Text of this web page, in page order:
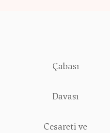
Çabası
Davası
Cesareti ve